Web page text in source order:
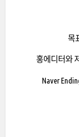
목
홍에디터와
Naver